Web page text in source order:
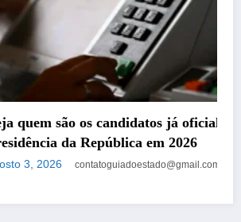
os candidatos já oficializados à
República em 2026
contatoguiadoestado@gmail.com